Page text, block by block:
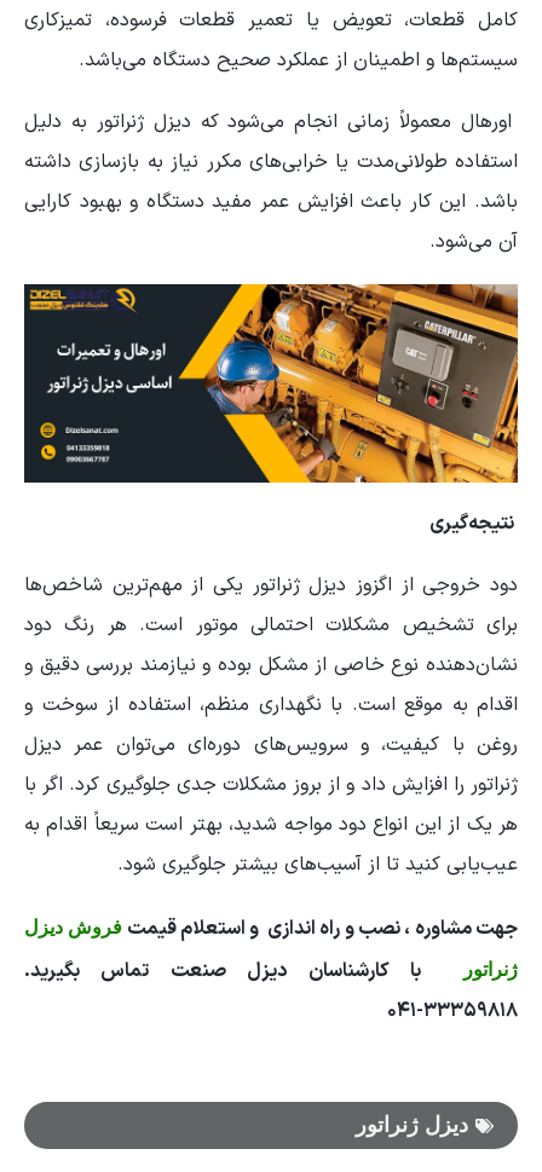
کامل قطعات، تعویض یا تعمیر قطعات فرسوده، تمیزکاری
سیستم‌ها و اطمینان از عملکرد صحیح دستگاه می‌باشد.
اورهال معمولاً زمانی انجام می‌شود که دیزل ژنراتور به دلیل
استفاده طولانی‌مدت یا خرابی‌های مکرر نیاز به بازسازی داشته
باشد. این کار باعث افزایش عمر مفید دستگاه و بهبود کارایی
آن می‌شود.
نتیجه‌گیری
دود خروجی از اگزوز دیزل ژنراتور یکی از مهم‌ترین شاخص‌ها
برای تشخیص مشکلات احتمالی موتور است. هر رنگ دود
نشان‌دهنده نوع خاصی از مشکل بوده و نیازمند بررسی دقیق و
اقدام به موقع است. با نگهداری منظم، استفاده از سوخت و
روغن با کیفیت، و سرویس‌های دوره‌ای می‌توان عمر دیزل
ژنراتور را افزایش داد و از بروز مشکلات جدی جلوگیری کرد. اگر با
هر یک از این انواع دود مواجه شدید، بهتر است سریعاً اقدام به
عیب‌یابی کنید تا از آسیب‌های بیشتر جلوگیری شود.
جهت مشاوره ، نصب و راه اندازی و استعلام قیمت فروش دیزل
ژنراتور با کارشناسان دیزل صنعت تماس بگیرید.
۳۳۳۵۹۸۱۸-۰۴۱
دیزل ژنراتور